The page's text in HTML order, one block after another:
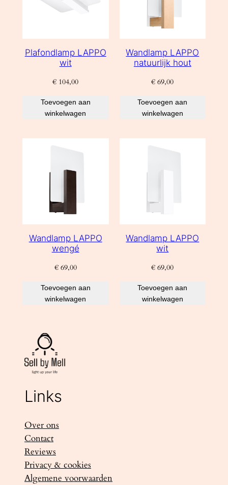
Plafondlamp LAPPO
wit
€ 104,00
Toevoegen aan
winkelwagen
Wandlamp LAPPO
natuurlijk hout
€ 69,00
Toevoegen aan
winkelwagen
Wandlamp LAPPO
wengé
€69,00
Toevoegen aan
winkelwagen
Wandlamp LAPPO
wit
€ 69,00
Toevoegen aan
winkelwagen
Links
Over ons
Contact
Reviews
Privacy & cookies
Algemene voorwaarden